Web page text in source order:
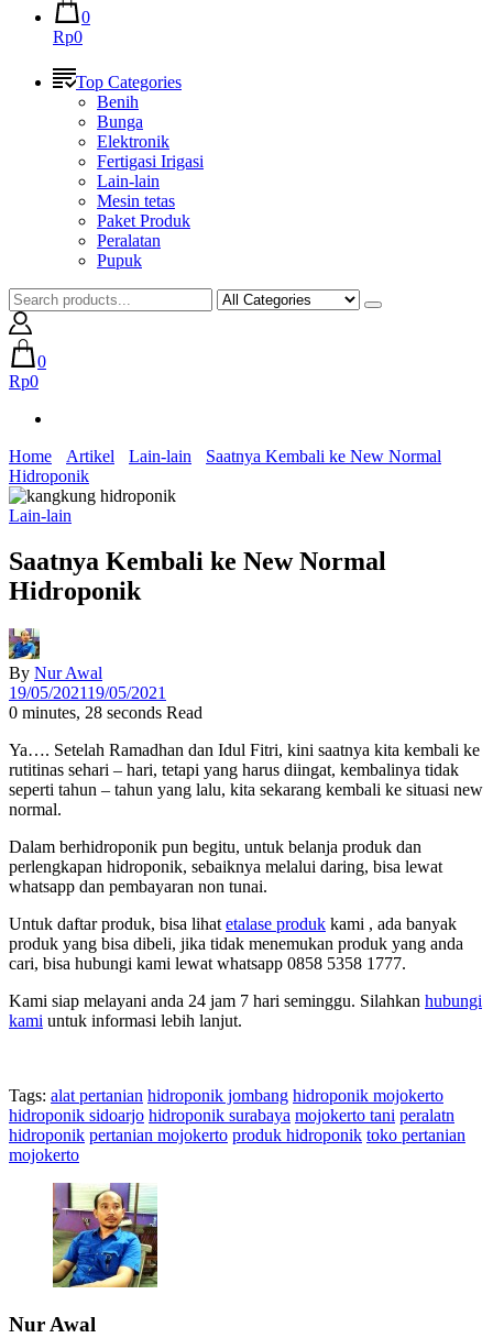
0
Rp0
Top Categories
Benih
Bunga
Elektronik
Fertigasi Irigasi
Lain-lain
Mesin tetas
Paket Produk
Peralatan
Pupuk
0
Rp0
Home Artikel Lain-lain
Saatnya Kembali ke New Normal
Hidroponik
Lain-lain
Saatnya Kembali ke New Normal
Hidroponik
By Nur Awal
19/05/202119/05/2021
0 minutes, 28 seconds Read
Ya…. Setelah Ramadhan dan Idul Fitri, kini saatnya kita kembali ke
rutitinas sehari – hari, tetapi yang harus diingat, kembalinya tidak
seperti tahun – tahun yang lalu, kita sekarang kembali ke situasi new
normal.
Dalam berhidroponik pun begitu, untuk belanja produk dan
perlengkapan hidroponik, sebaiknya melalui daring, bisa lewat
whatsapp dan pembayaran non tunai.
Untuk daftar produk, bisa lihat etalase produk kami , ada banyak
produk yang bisa dibeli, jika tidak menemukan produk yang anda
cari, bisa hubungi kami lewat whatsapp 0858 5358 1777.
Kami siap melayani anda 24 jam 7 hari seminggu. Silahkan hubungi
kami untuk informasi lebih lanjut.
Tags: alat pertanian hidroponik jombang hidroponik mojokerto
hidroponik sidoarjo hidroponik surabaya mojokerto tani peralatn
hidroponik pertanian mojokerto produk hidroponik toko pertanian
mojokerto
Nur Awal